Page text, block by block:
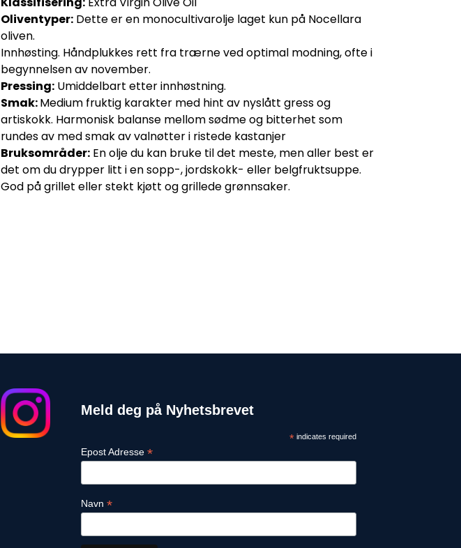
Oliventyper: Dette er en monocultivarolje laget kun på Nocellara
oliven.
Innhøsting. Håndplukkes rett fra trærne ved optimal modning, ofte i
begynnelsen av november.
Pressing: Umiddelbart etter innhøstning.
Smak:Medium fruktig karakter med hint av nyslått gress og
artiskokk. Harmonisk balanse mellom sødme og bitterhet som
rundes av med smak av valnøtter i ristede kastanjer
Bruksområder: En olje du kan bruke til det meste, men aller best er
det om du drypper litt i en sopp-, jordskokk- eller belgfruktsuppe.
God på grillet eller stekt kjøtt og grillede grønnsaker.
Meld deg på Nyhetsbrevet
*indicates required
Epost Adresse *
Navn *